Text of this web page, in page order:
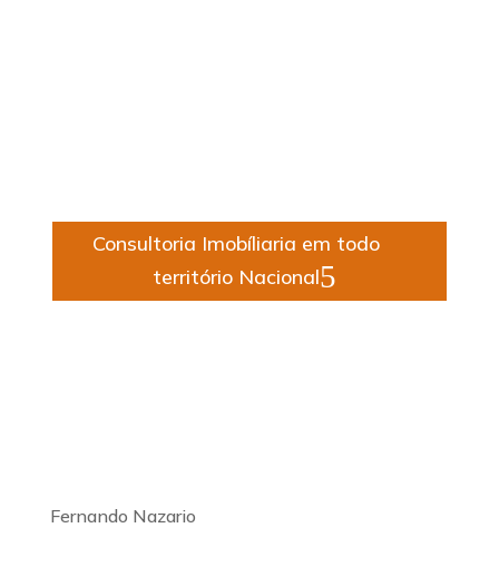
Consultoria Imobíliaria em todo
território Nacional
Fernando Nazario